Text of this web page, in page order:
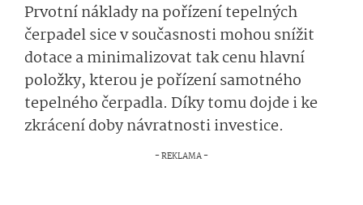
Prvotní náklady na pořízení tepelných
čerpadel sice v současnosti mohou snížit
dotace a minimalizovat tak cenu hlavní
položky, kterou je pořízení samotného
tepelného čerpadla. Díky tomu dojde i ke
zkrácení doby návratnosti investice.